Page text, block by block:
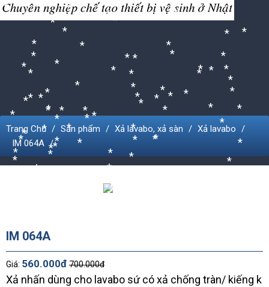
*
*
*
*
*
* *
*
*
*
*
*
*
*
*
* *
*
*
*
*
*
* *
*
*
*
*
*
*
*
* *
*
*
*
*
*
*
*
*
*
*
*
*
*
*
*
*
*
*
*
*
*
*
*
*
*
*
*
*
*
*
*
*
*
*
*
*
*
*
*
*
Trang Chủ Sản phẩm Xả lavabo, xả sàn
Xả lavabo
IM 064A
IM 064A
Giá: 560.000đ 700.000đ
Xả nhấn dùng cho lavabo sứ có xả chống tràn/ kiếng k